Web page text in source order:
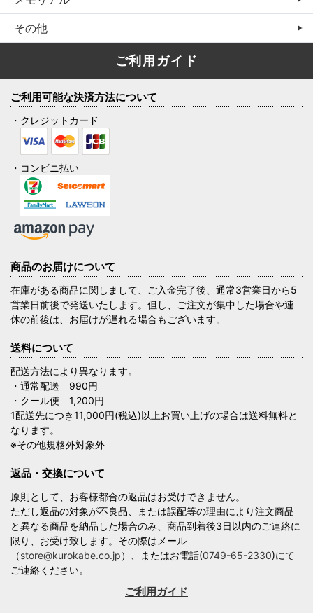
その他
ご利用ガイド
ご利用可能な決済方法について
・クレジットカード
・コンビニ払い
商品のお届けについて
在庫がある商品に関しまして、ご入金完了後、通常3営業日から5
営業日前後で発送いたします。但し、ご注文が集中した場合や連
休の前後は、お届けが遅れる場合もございます。
送料について
配送方法により異なります。
・通常配送 990円
・クール便 1,200円
1配送先につき11,000円(税込)以上お買い上げの場合は送料無料と
なります。
※その他規格外対象外
返品・交換について
原則として、お客様都合の返品はお受けできません。
ただし返品の対象が不良品、または誤配等の理由により注文商品
と異なる商品を納品した場合のみ、商品到着後3日以内のご連絡に
限り、お受け致します。その際はメール
（store@kurokabe.co.jp）、またはお電話(0749-65-2330)にて
ご連絡ください。
ご利用ガイド